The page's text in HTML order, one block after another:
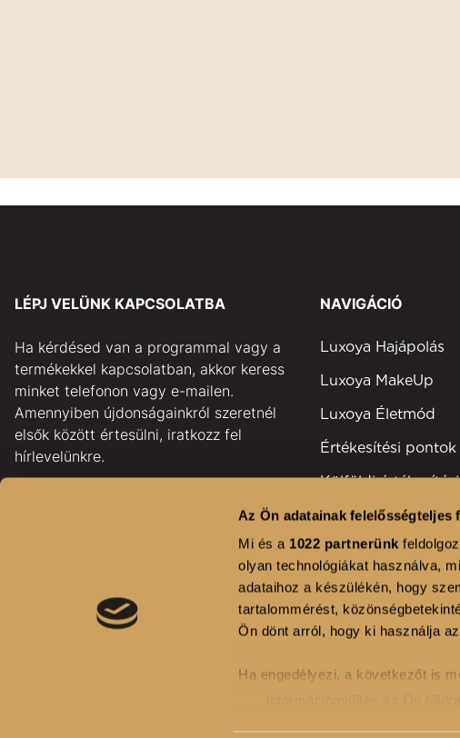
Az Ön adatainak felelősségteljes
Mi és a 1022 partnerünk
olyan technológiákat használva,
adataihoz a készülékén, hogy
tartalommérést,
Ön dönt arról, hogy ki használja
Ha engedélyezi, a következőt is
LÉPJ VELÜNK KAPCSOLATBA
Ha kérdésed van a programmal vagy a
termékekkel kapcsolatban, akkor keress
minket telefonon vagy e-mailen.
Amennyiben újdonságainkról szeretnél
elsők között értesülni, iratkozz fel
hírlevelünkre.
HÍRLEVÉL FELIRATKOZÁS
NAVIGÁCIÓ
Luxoya Hajápolás
Luxoya MakeUp
Luxoya Életmód
Értékesítési pontok
Külföldi értékesítési
Területi képviselők
Fodrászszalonok
Kihívás